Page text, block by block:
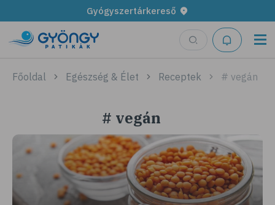
Gyógyszertárkereső
Főoldal Egészség & Élet Receptek # vegán
# vegán